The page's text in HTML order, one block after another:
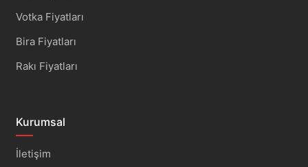
Votka Fiyatları
Bira Fiyatları
Rakı Fiyatları
Kurumsal
İletişim